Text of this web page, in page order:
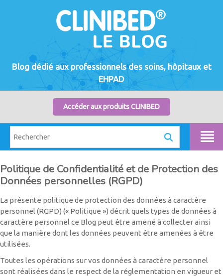
Accéder aux produits CLINIBED
Blog dédié aux professionnels des soins, hôpitaux et
EHPAD
Politique de Confidentialité et de Protection des
Données personnelles (RGPD)
La présente politique de protection des données à caractère
personnel (RGPD) (« Politique ») décrit quels types de données à
caractère personnel ce Blog peut être amené à collecter ainsi
que la manière dont les données peuvent être amenées à être
utilisées.
Toutes les opérations sur vos données à caractère personnel
sont réalisées dans le respect de la réglementation en vigueur et